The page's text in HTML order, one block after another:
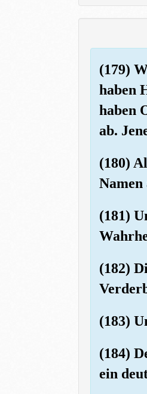
(179)
haben
haben
ab.
(180)
Namen
(181)
(182)
(183)
(184)
ein